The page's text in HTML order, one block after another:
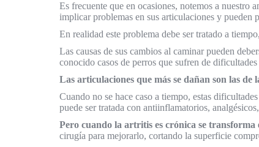
Es frecuente que en ocasiones, notemos a nuestro
implicar problemas en sus articulaciones y pueden
En realidad este problema debe ser tratado a
Las causas de sus cambios al caminar pueden
conocido casos de perros que sufren de
Las articulaciones que más se dañan son las de
Cuando no se hace caso a tiempo, estas
puede ser tratada con antiinflamatorios,
Pero cuando la artritis es crónica se transforma
cirugía para mejorarlo, cortando la superficie